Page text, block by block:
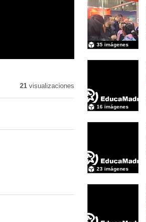
21visualizaciones
35 imágenes
16 imágenes
23 imágenes